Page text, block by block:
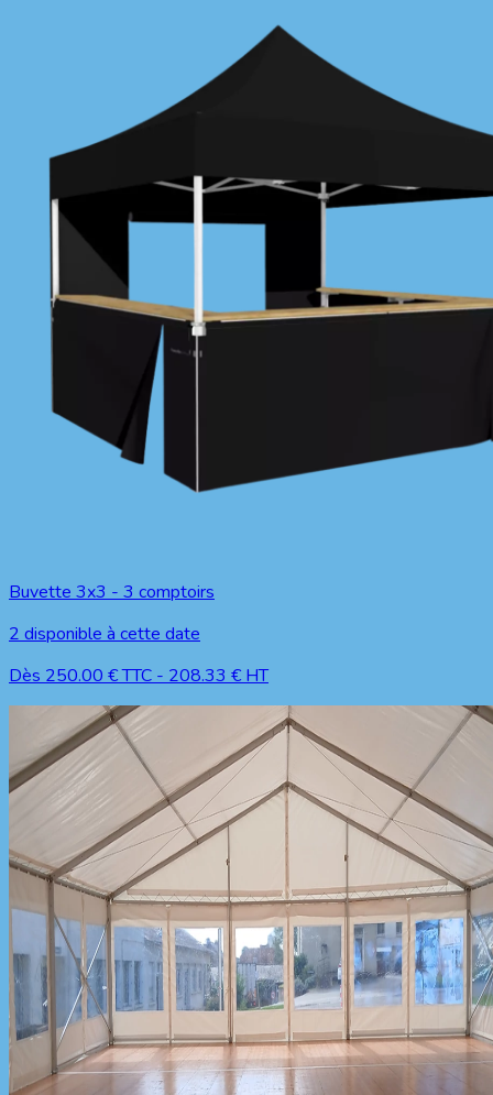
Buvette 3x3 - 3 comptoirs
2 disponible à cette date
Dès 250.00 € TTC - 208.33 € HT